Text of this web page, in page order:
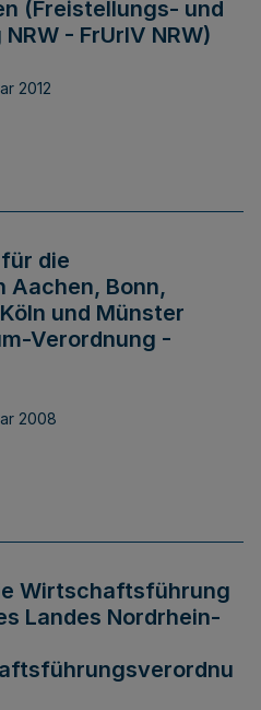
(Freistellungs- und
- FrUrlV NRW)
2012
die
Aachen, Bonn,
und Münster
Verordnung -
2008
Wirtschaftsführung
Landes Nordrhein-